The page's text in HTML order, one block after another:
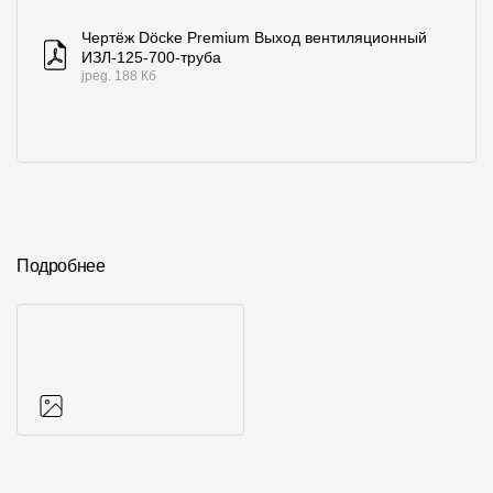
Чертёж Döcke Premium Выход вентиляционный
ИЗЛ-125-700-труба
jpeg. 188 Кб
Подробнее